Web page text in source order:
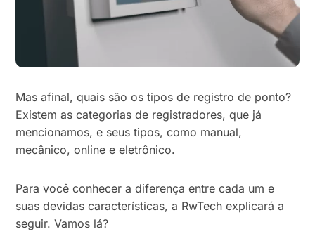
Mas afinal, quais são os tipos de registro de ponto?
Existem as categorias de registradores, que já
mencionamos, e seus tipos, como manual,
mecânico, online e eletrônico.
Para você conhecer a diferença entre cada um e
suas devidas características, a RwTech explicará a
seguir. Vamos lá?